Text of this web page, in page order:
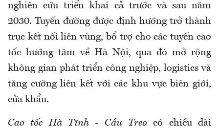
nghiên cứu triển khai cả trước và sau năm
2030. Tuyến đường được định hướng trở thành
trục kết nối liên vùng, bổ trợ cho các tuyến cao
tốc hướng tâm về Hà Nội, qua đó mở rộng
không gian phát triển công nghiệp, logistics và
tăng cường liên kết với các khu vực biên giới,
cửa khẩu.
Cao tốc Hà Tĩnh - Cầu Treo có chiều dài